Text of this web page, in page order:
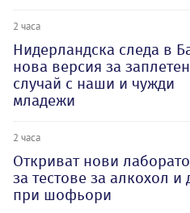
2 часа
Нидерландска следа в
нова версия за
случай с наши и чужди
младежи
2 часа
Откриват нови
за тестове за алкохол и
при шофьори